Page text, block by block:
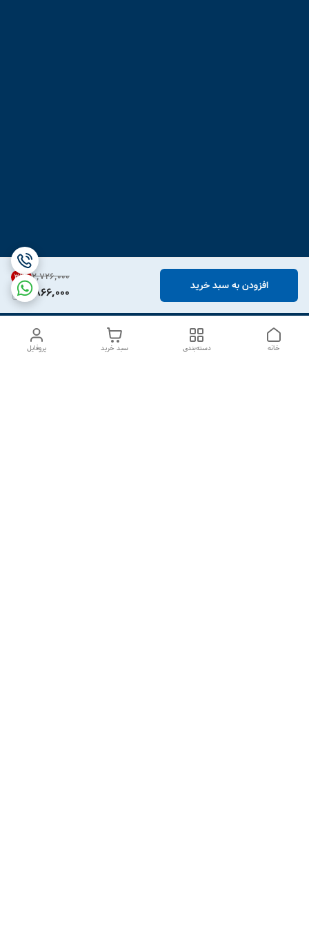
۲٬۷۲۶٬۰۰۰ 31%
1,866,000 افزودن به سبد خرید
پروفایل سبد خرید دسته‌بندی خانه